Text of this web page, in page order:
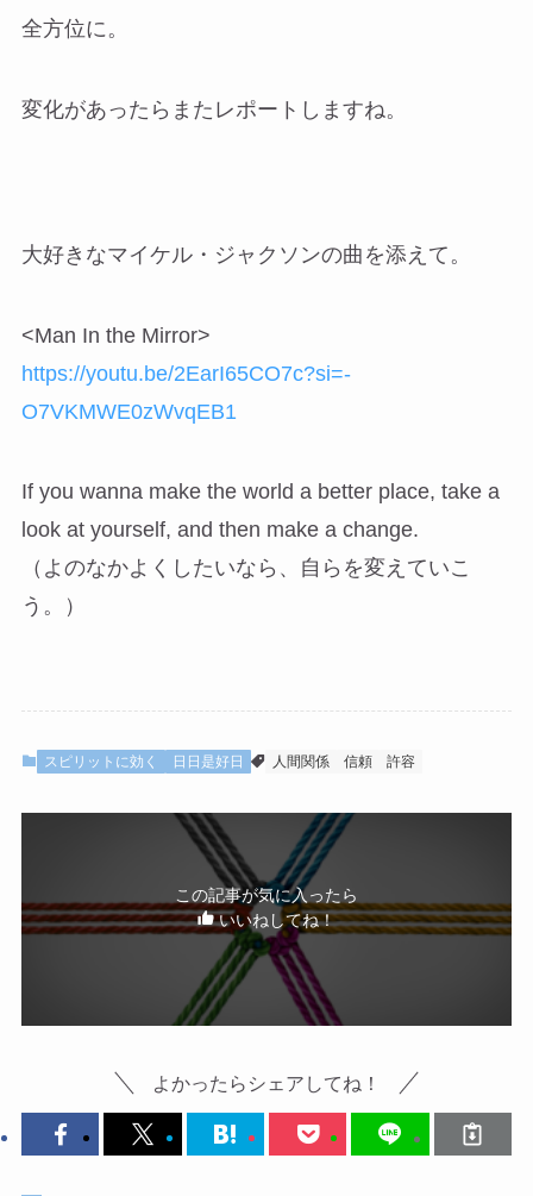
全方位に。
変化があったらまたレポートしますね。
大好きなマイケル・ジャクソンの曲を添えて。
<Man In the Mirror>
https://youtu.be/2EarI65CO7c?si=-
O7VKMWE0zWvqEB1
If you wanna make the world a better place, take a
look at yourself, and then make a change.
（よのなかよくしたいなら、自らを変えていこ
う。）
スピリットに効く 日日是好日 人間関係 信頼 許容
この記事が気に入ったら
いいねしてね！
よかったらシェアしてね！